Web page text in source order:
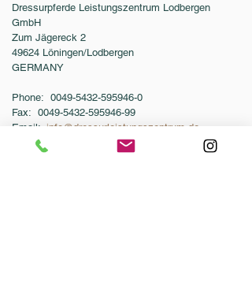
Dressurpferde Leistungszentrum Lodbergen
GmbH
Zum Jägereck 2
49624 Löningen/Lodbergen
GERMANY
Phone: 0049-5432-595946-0
Fax: 0049-5432-595946-99
Email: info@dressurleistungszentrum.de